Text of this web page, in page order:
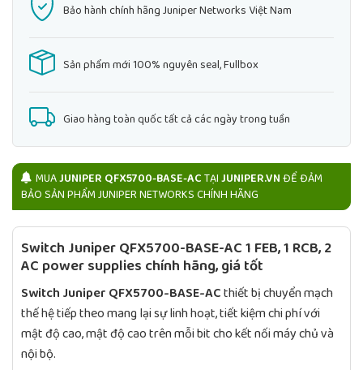
Bảo hành chính hãng Juniper Networks Việt Nam
Sản phẩm mới 100% nguyên seal, Fullbox
Giao hàng toàn quốc tất cả các ngày trong tuần
MUAJUNIPER QFX5700-BASE-ACTẠIJUNIPER.VNĐỂ ĐẢM
BẢO SẢN PHẨM JUNIPER NETWORKS CHÍNH HÃNG
Switch Juniper QFX5700-BASE-AC 1 FEB, 1 RCB, 2
AC power supplies chính hãng, giá tốt
Switch Juniper QFX5700-BASE-ACthiết bị chuyển mạch
thế hệ tiếp theo mang lại sự linh hoạt, tiết kiệm chi phí với
mật độ cao, mật độ cao trên mỗi bit cho kết nối máy chủ và
nội bộ.